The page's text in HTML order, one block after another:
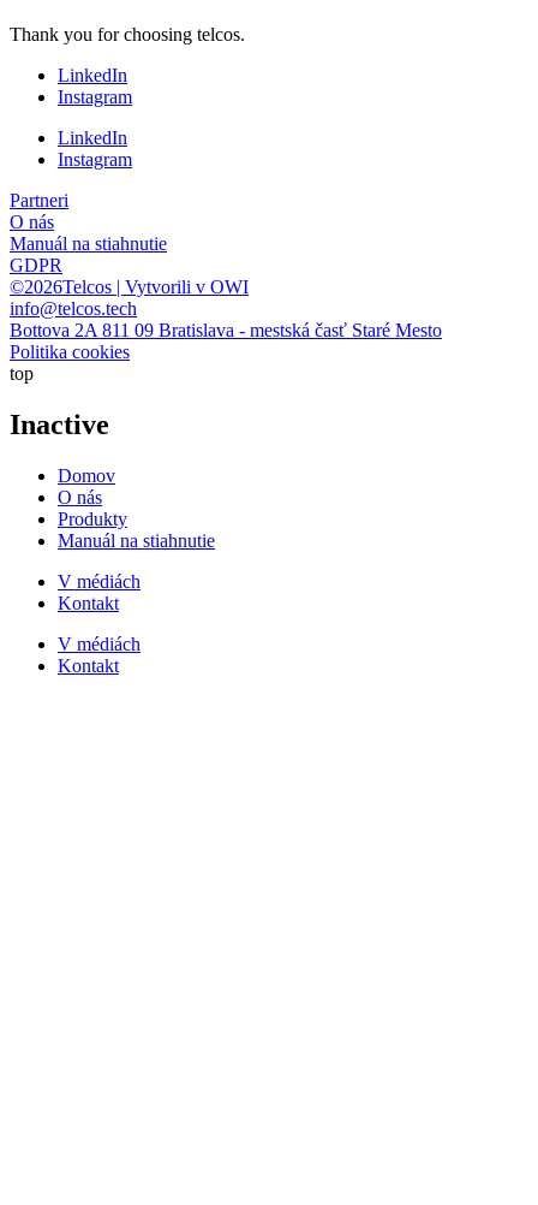
Thank you for choosing telcos.
LinkedIn
Instagram
LinkedIn
Instagram
Partneri
O nás
Manuál na stiahnutie
GDPR
©2026Telcos | Vytvorili v OWI
info@telcos.tech
Bottova 2A 811 09 Bratislava - mestská časť Staré Mesto
Politika cookies
top
Inactive
Domov
O nás
Produkty
Manuál na stiahnutie
V médiách
Kontakt
V médiách
Kontakt